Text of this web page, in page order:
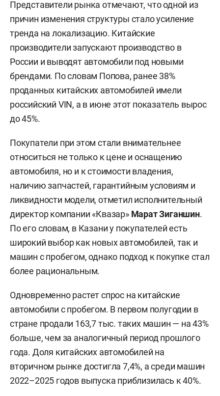
Представители рынка отмечают, что одной из
причин изменения структуры стало усиление
тренда на локализацию. Китайские
производители запускают производство в
России и выводят автомобили под новыми
брендами. По словам Попова, ранее 38%
проданных китайских автомобилей имели
российский VIN, а в июне этот показатель вырос
до 45%.
Покупатели при этом стали внимательнее
относиться не только к цене и оснащению
автомобиля, но и к стоимости владения,
наличию запчастей, гарантийным условиям и
ликвидности модели, отметил исполнительный
директор компании «Квазар» Марат Зиганшин.
По его словам, в Казани у покупателей есть
широкий выбор как новых автомобилей, так и
машин с пробегом, однако подход к покупке стал
более рациональным.
Одновременно растет спрос на китайские
автомобили с пробегом. В первом полугодии в
стране продали 163,7 тыс. таких машин — на 43%
больше, чем за аналогичный период прошлого
года. Доля китайских автомобилей на
вторичном рынке достигла 7,4%, а среди машин
2022–2025 годов выпуска приблизилась к 40%.